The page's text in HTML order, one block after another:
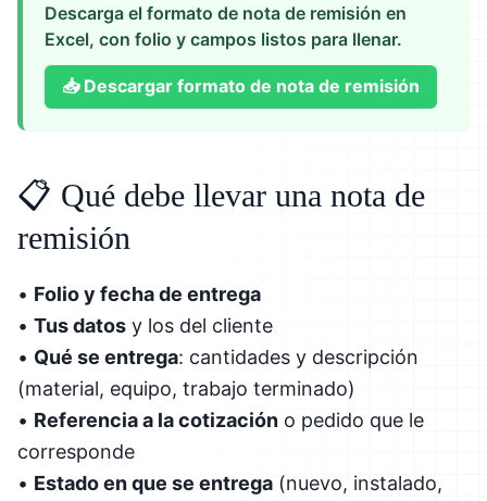
Descarga el formato de nota de remisión en
Excel, con folio y campos listos para llenar.
📥 Descargar formato de nota de remisión
📋 Qué debe llevar una nota de
remisión
• Folio y fecha de entrega
• Tus datos y los del cliente
• Qué se entrega: cantidades y descripción
(material, equipo, trabajo terminado)
• Referencia a la cotización o pedido que le
corresponde
• Estado en que se entrega (nuevo, instalado,